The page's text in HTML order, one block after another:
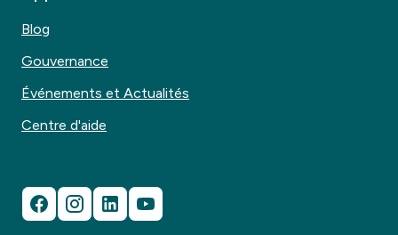
Blog
Gouvernance
Événements et Actualités
Centre d'aide